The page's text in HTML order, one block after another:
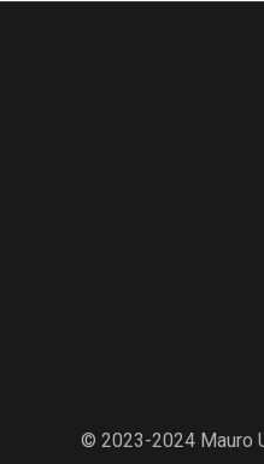
© 2023-2024 Mauro